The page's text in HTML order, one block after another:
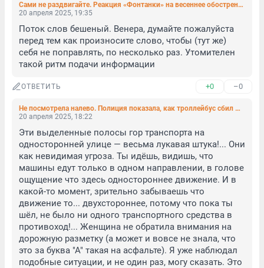
Сами не раздвигайте. Реакция «Фонтанки» на весеннее обострение у читателей и должностных лиц
20 апреля 2025, 19:35
Поток слов бешеный. Венера, думайте пожалуйста
перед тем как произносите слово, чтобы (тут же)
себя не поправлять, по несколько раз. Утомителен
такой ритм подачи информации
ОТВЕТИТЬ +0 –0
Не посмотрела налево. Полиция показала, как троллейбус сбил женщину на Гороховой
20 апреля 2025, 18:22
Эти выделенные полосы гор транспорта на
односторонней улице — весьма лукавая штука!... Они
как невидимая угроза. Ты идёшь, видишь, что
машины едут только в одном направлении, в голове
ощущение что здесь одностороннее движение. И в
какой-то момент, зрительно забываешь что
движение то... двухстороннее, потому что пока ты
шёл, не было ни одного транспортного средства в
противоход!... Женщина не обратила внимания на
дорожную разметку (а может и вовсе не знала, что
это за буква "А" такая на асфальте). Я уже наблюдал
подобные ситуации, и не один раз, могу сказать. Это